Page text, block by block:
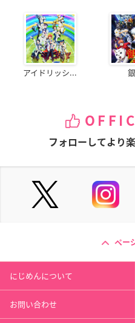
アイドリッシ...
フォローしてより
ペー
にじめんについて
お問い合わせ